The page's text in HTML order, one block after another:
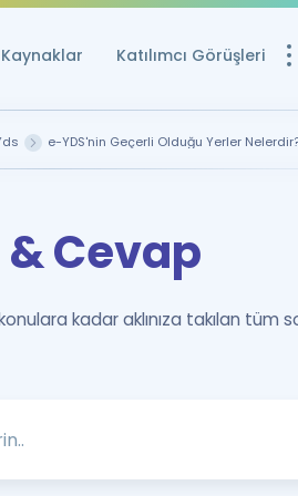
Katılımcı Görüşleri
Ücretsiz
YDS ve YÖKDİL
YDS ve YÖKDİL
Tüm ÖSYM
e-YDS'nin Geçerli Olduğu Yerler
& Cevap
kadar aklınıza takılan tüm